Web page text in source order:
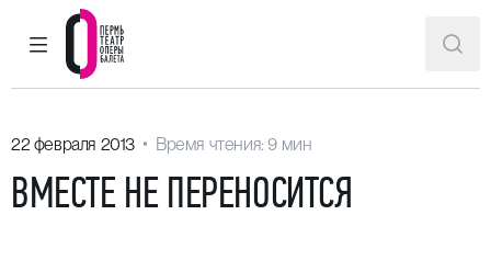
ГЛАВНОЕ МЕНЮ
Пермский театр оперы и балета
22 февраля 2013 Время чтения: 9 мин
ВМЕСТЕ НЕ ПЕРЕНОСИТСЯ